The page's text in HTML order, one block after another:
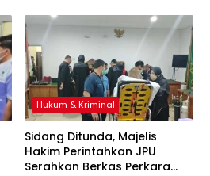
Hukum & Kriminal
Sidang Ditunda, Majelis
Hakim Perintahkan JPU
Serahkan Berkas Perkara